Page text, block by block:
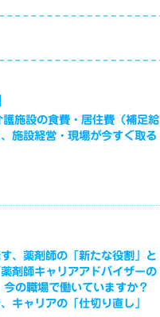
施設の食費・居住費（補足給
施設経営・現場が今すぐ取る
、薬剤師の「新たな役割」と
剤師キャリアアドバイザーの
の職場で働いていますか？
キャリアの「仕切り直し」